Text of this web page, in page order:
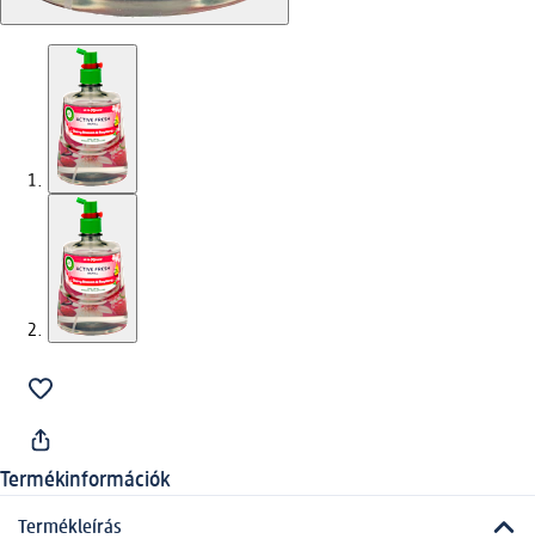
Termékinformációk
Termékleírás